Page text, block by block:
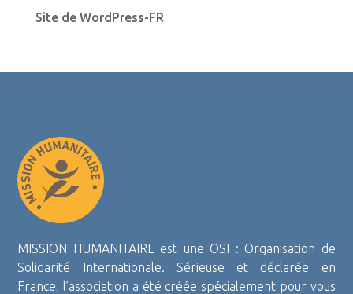
Site de WordPress-FR
MISSION HUMANITAIRE est une OSI : Organisation de
Solidarité Internationale. Sérieuse et déclarée en
France, l’association a été créée spécialement pour vous